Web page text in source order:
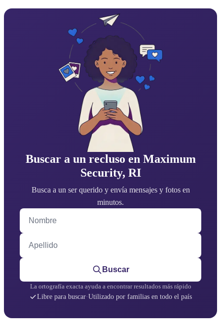
Buscar a un recluso en Maximum
Security, RI
Busca a un ser querido y envía mensajes y fotos en
minutos.
Nombre
Apellido
Buscar
La ortografía exacta ayuda a encontrar resultados más rápido
Libre para buscar·Utilizado por familias en todo el país